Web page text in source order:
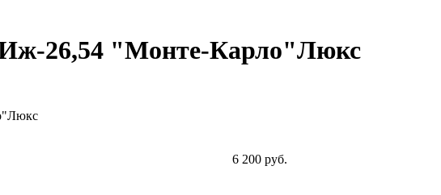
Иж-26,54 "Монте-Карло"Люкс
6 200 руб.